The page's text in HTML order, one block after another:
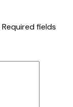
Required fields